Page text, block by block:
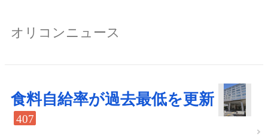
オリコンニュース
食料自給率が過去最低を更新
407